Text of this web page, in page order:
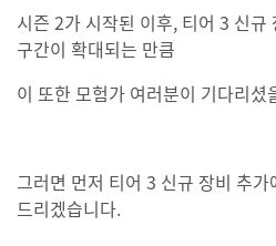
시즌 2가 시작된 이후, 티어 3 신규
구간이 확대되는 만큼
이 또한 모험가 여러분이 기다리
그러면 먼저 티어 3 신규 장비 추
드리겠습니다.